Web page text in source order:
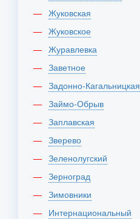
Жуковская
Жуковское
Журавлевка
Заветное
Задонно-Кагальницкая
Займо-Обрыв
Заплавская
Зверево
Зеленолугский
Зерноград
Зимовники
Интернациональный